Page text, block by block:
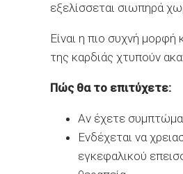
εξελίσσεται σιωπηρά
Είναι η πιο συχνή
της καρδιάς χτυπούν
Πώς θα το επιτύχετε:
Αν έχετε
Ενδέχεται να
εγκεφαλικού